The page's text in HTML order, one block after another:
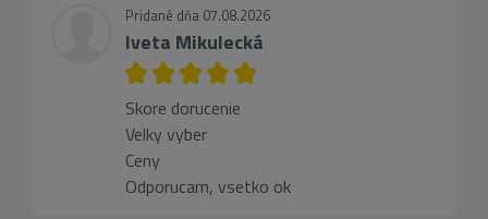
Pridané dňa 07.08.2026
Iveta Mikulecká
Skore dorucenie
Velky vyber
Ceny
Odporucam, vsetko ok